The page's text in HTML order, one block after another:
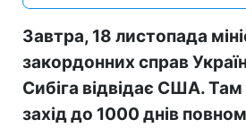
Завтра, 18 листопада
закордонних справ
Сибіга відвідає США. Там
захід до 1000 днів